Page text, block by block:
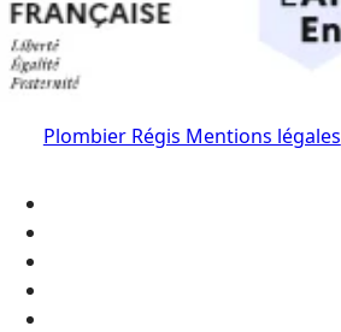
Plombier Régis Mentions légales